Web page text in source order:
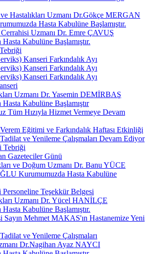
ve Hastalıkları Uzmanı Dr.Gökçe MERGAN
Hasta Kabulüne Başlamıştır.
Uzmanı Dr. Emre ÇAVUŞ
Kabulüne Başlamıştır.
Kanseri Farkındalık Ayı
Kanseri Farkındalık Ayı
Kanseri Farkındalık Ayı
Uzmanı Dr. Yasemin DEMİRBAŞ
Kabulüne Başlamıştır
Tüm Hızıyla Hizmet Vermeye Devam
Eğitimi ve Farkındalık Haftası Etkinliği
ve Yenileme Çalışmaları Devam Ediyor
Tebriği
Gazeteciler Günü
ve Doğum Uzmanı Dr. Banu YÜCE
Kurumumuzda Hasta Kabulüne
Teşekkür Belgesi
Uzmanı Dr. Yücel HANİLÇE
Kabulüne Başlamıştır.
Sayın Mehmet MAKAS'ın Hastanemize Yeni
ve Yenileme Çalışmaları
Dr.Nagihan Ayaz NAYCI